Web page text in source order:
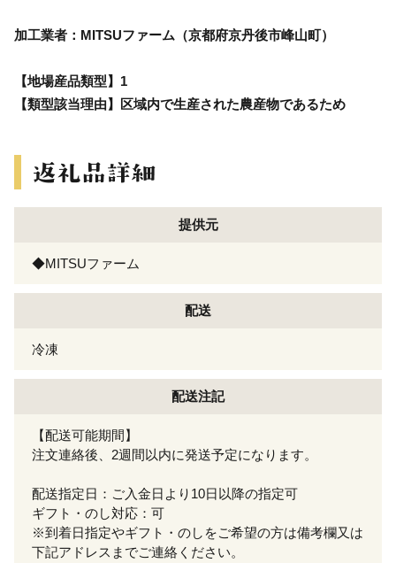
加工業者：MITSUファーム（京都府京丹後市峰山町）
【地場産品類型】1
【類型該当理由】区域内で生産された農産物であるため
提供元
◆MITSUファーム
配送
冷凍
配送注記
【配送可能期間】
注文連絡後、2週間以内に発送予定になります。
配送指定日：ご入金日より10日以降の指定可
ギフト・のし対応：可
※到着日指定やギフト・のしをご希望の方は備考欄又は
下記アドレスまでご連絡ください。